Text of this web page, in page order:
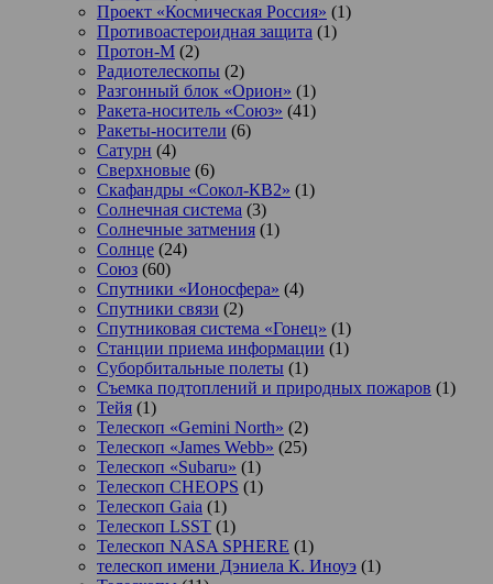
Проект «Космическая Россия» (1)
Противоастероидная защита (1)
Протон-М (2)
Радиотелескопы (2)
Разгонный блок «Орион» (1)
Ракета-носитель «Союз» (41)
Ракеты-носители (6)
Сатурн (4)
Сверхновые (6)
Скафандры «Сокол-КВ2» (1)
Солнечная система (3)
Солнечные затмения (1)
Солнце (24)
Союз (60)
Спутники «Ионосфера» (4)
Спутники связи (2)
Спутниковая система «Гонец» (1)
Станции приема информации (1)
Суборбитальные полеты (1)
Съемка подтоплений и природных пожаров (1)
Тейя (1)
Телескоп «Gemini North» (2)
Телескоп «James Webb» (25)
Телескоп «Subaru» (1)
Телескоп CHEOPS (1)
Телескоп Gaia (1)
Телескоп LSST (1)
Телескоп NASA SPHERE (1)
телескоп имени Дэниела К. Иноуэ (1)